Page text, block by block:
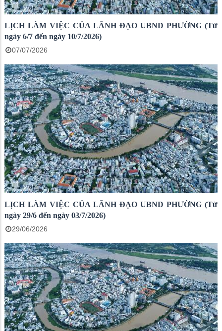
LỊCH LÀM VIỆC CỦA LÃNH ĐẠO UBND PHƯỜNG (Từ
ngày 6/7 đến ngày 10/7/2026)
07/07/2026
LỊCH LÀM VIỆC CỦA LÃNH ĐẠO UBND PHƯỜNG (Từ
ngày 29/6 đến ngày 03/7/2026)
29/06/2026